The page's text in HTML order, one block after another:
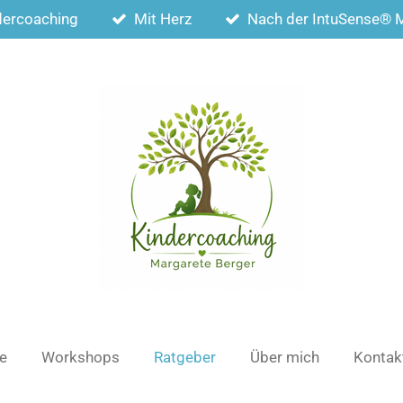
Mit Herz Nach der IntuSense®
Workshops Ratgeber Über mich